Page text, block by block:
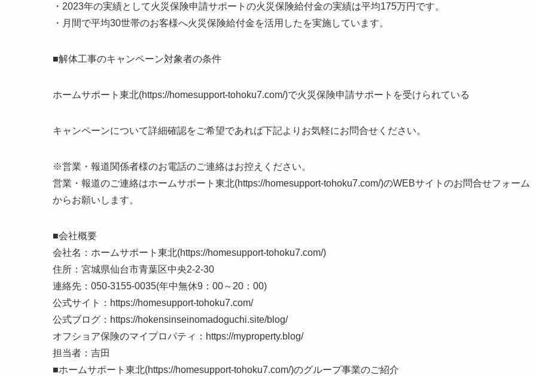
・2023年の実績として火災保険申請サポートの火災保険給付金の実績は平均175万円です。
・月間で平均30世帯のお客様へ火災保険給付金を活用したを実施しています。
■解体工事のキャンペーン対象者の条件
ホームサポート東北(https://homesupport-tohoku7.com/)で火災保険申請サポートを受けられている
キャンペーンについて詳細確認をご希望であれば下記よりお気軽にお問合せください。
※営業・報道関係者様のお電話のご連絡はお控えください。
営業・報道のご連絡はホームサポート東北(https://homesupport-tohoku7.com/)のWEBサイトのお問合せフォーム
からお願いします。
■会社概要
会社名：ホームサポート東北(https://homesupport-tohoku7.com/)
住所：宮城県仙台市青葉区中央2-2-30
連絡先：050-3155-0035(年中無休9：00～20：00)
公式サイト：https://homesupport-tohoku7.com/
公式ブログ：https://hokensinseinomadoguchi.site/blog/
オフショア保険のマイプロパティ：https://myproperty.blog/
担当者：吉田
■ホームサポート東北(https://homesupport-tohoku7.com/)のグループ事業のご紹介